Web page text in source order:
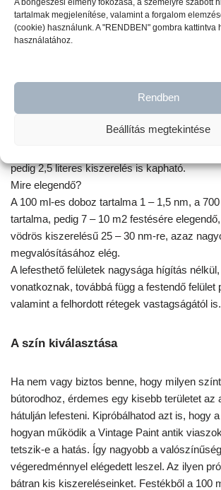
tartalmak megjelenítése, valamint a forgalom
(cookie) használunk. A "RENDBEN" gombra kattintva
használatához.
Rendben
Beállítás megtekintése
felületekre azULTRA MATT VARNISH –
javasoljuk.
A VINTAGE PAINT krétafesték 100 ml-es és
pedig 2,5 literes kiszerelés is kapható.
Mire elegendő?
A 100 ml-es doboz tartalma 1 – 1,5 nm, a
tartalma, pedig 7 – 10 m2 festésére
vödrös kiszerelésű 25 – 30 nm-re, azaz
megvalósításához elég.
A lefesthető felületek nagysága hígítás
vonatkoznak, továbbá függ a festendő felület
valamint a felhordott rétegek vastagságától is.
A szín kiválasztása
Ha nem vagy biztos benne, hogy milyen
bútorodhoz, érdemes egy kisebb területet az
hátulján lefesteni. Kipróbálhatod azt is, hogy
hogyan működik a Vintage Paint antik
tetszik-e a hatás. Így nagyobb a
végeredménnyel elégedett leszel. Az ilyen
bátran kis kiszereléseinket. Festékből a 100